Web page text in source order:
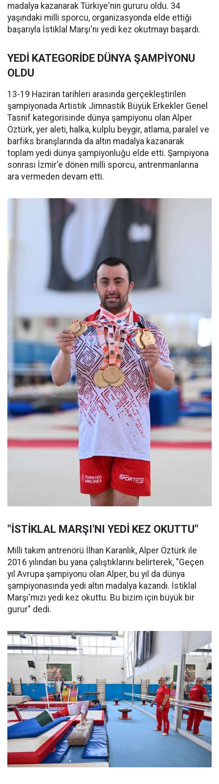
madalya kazanarak Türkiye'nin gururu oldu. 34
yaşındaki milli sporcu, organizasyonda elde ettiği
başarıyla İstiklal Marşı'nı yedi kez okutmayı başardı.
YEDİ KATEGORİDE DÜNYA ŞAMPİYONU
OLDU
13-19 Haziran tarihleri arasında gerçekleştirilen
şampiyonada Artistik Jimnastik Büyük Erkekler Genel
Tasnif kategorisinde dünya şampiyonu olan Alper
Öztürk, yer aleti, halka, kulplu beygir, atlama, paralel ve
barfiks branşlarında da altın madalya kazanarak
toplam yedi dünya şampiyonluğu elde etti. Şampiyona
sonrası İzmir'e dönen milli sporcu, antrenmanlarına
ara vermeden devam etti.
"İSTİKLAL MARŞI'NI YEDİ KEZ OKUTTU"
Milli takım antrenörü İlhan Karanlık, Alper Öztürk ile
2016 yılından bu yana çalıştıklarını belirterek, "Geçen
yıl Avrupa şampiyonu olan Alper, bu yıl da dünya
şampiyonasında yedi altın madalya kazandı. İstiklal
Marşı'mızı yedi kez okuttu. Bu bizim için büyük bir
gurur" dedi.